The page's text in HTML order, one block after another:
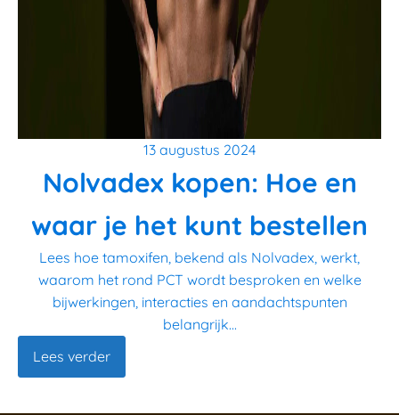
13 augustus 2024
Nolvadex kopen: Hoe en
waar je het kunt bestellen
Lees hoe tamoxifen, bekend als Nolvadex, werkt,
waarom het rond PCT wordt besproken en welke
bijwerkingen, interacties en aandachtspunten
belangrijk...
Lees verder